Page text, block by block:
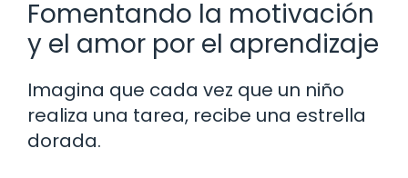
Fomentando la motivación
y el amor por el aprendizaje
Imagina que cada vez que un niño
realiza una tarea, recibe una estrella
dorada.